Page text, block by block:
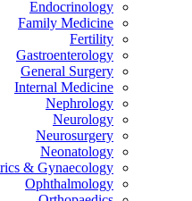
Endocrinology
Family Medicine
Fertility
Gastroenterology
General Surgery
Internal Medicine
Nephrology
Neurology
Neurosurgery
Neonatology
& Gynaecology
Ophthalmology